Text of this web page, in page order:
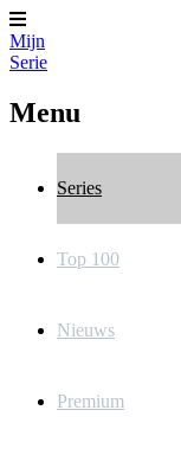
Mijn
Serie
Menu
Series
Top 100
Nieuws
Premium